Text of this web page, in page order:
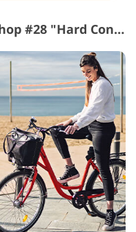
Actions VSCO pour Photoshop #28 "Hard Contrast"